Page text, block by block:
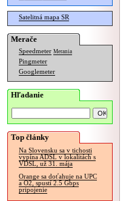
Satelitná mapa SR
Merače
Speedmeter Merania
Pingmeter
Googlemeter
Hľadanie
Top články
Na Slovensku sa v tichosti
vypína ADSL v lokalitách s
VDSL, už 31. mája
Orange sa doťahuje na UPC
a O2, spustí 2.5 Gbps
pripojenie